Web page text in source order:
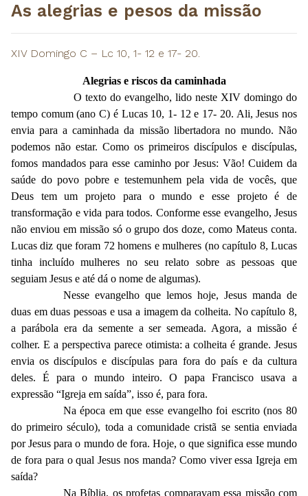
As alegrias e pesos da missão
XIV Domingo C – Lc 10, 1- 12 e 17- 20.
Alegrias e riscos da caminhada
O texto do evangelho, lido neste XIV domingo do
tempo comum (ano C) é Lucas 10, 1- 12 e 17- 20. Ali, Jesus nos
envia para a caminhada da missão libertadora no mundo. Não
podemos não estar. Como os primeiros discípulos e discípulas,
fomos mandados para esse caminho por Jesus: Vão! Cuidem da
saúde do povo pobre e testemunhem pela vida de vocês, que
Deus tem um projeto para o mundo e esse projeto é de
transformação e vida para todos. Conforme esse evangelho, Jesus
não enviou em missão só o grupo dos doze, como Mateus conta.
Lucas diz que foram 72 homens e mulheres (no capítulo 8, Lucas
tinha incluído mulheres no seu relato sobre as pessoas que
seguiam Jesus e até dá o nome de algumas).
Nesse evangelho que lemos hoje, Jesus manda de
duas em duas pessoas e usa a imagem da colheita. No capítulo 8,
a parábola era da semente a ser semeada. Agora, a missão é
colher. E a perspectiva parece otimista: a colheita é grande. Jesus
envia os discípulos e discípulas para fora do país e da cultura
deles. É para o mundo inteiro. O papa Francisco usava a
expressão “Igreja em saída”, isso é, para fora.
Na época em que esse evangelho foi escrito (nos 80
do primeiro século), toda a comunidade cristã se sentia enviada
por Jesus para o mundo de fora. Hoje, o que significa esse mundo
de fora para o qual Jesus nos manda? Como viver essa Igreja em
saída?
Na Bíblia, os profetas comparavam essa missão com